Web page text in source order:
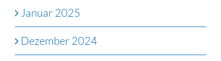
Januar 2025
Dezember 2024